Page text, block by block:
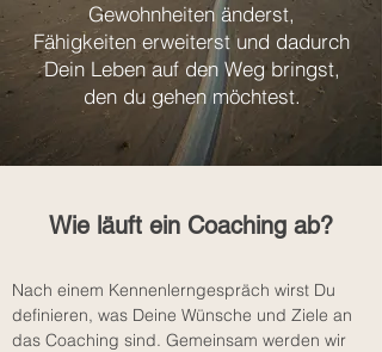
Gewohnheiten änderst,
Fähigkeiten erweiterst und dadurch
Dein Leben auf den Weg bringst,
den du gehen möchtest.
Wie läuft ein Coaching ab?
Nach einem Kennenlerngespräch wirst Du
definieren, was Deine Wünsche und Ziele an
das Coaching sind. Gemeinsam werden wir